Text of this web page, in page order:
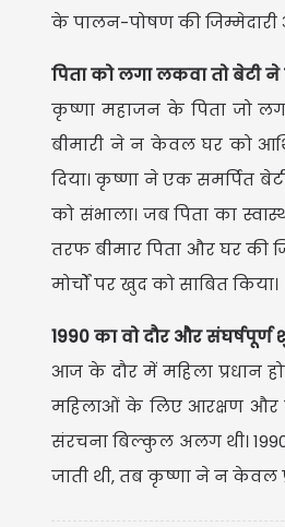
के पालन-पोषण की जिम्मेदारी
​पिता को लगा लकवा तो बेटी ने
​कृष्णा महाजन के पिता जो
बीमारी ने न केवल घर को
दिया। कृष्णा ने एक समर्पित
को संभाला। जब पिता का
तरफ बीमार पिता और घर की
मोर्चों पर खुद को साबित किया।
​1990 का वो दौर और
​आज के दौर में महिला प्रधान
महिलाओं के लिए आरक्षण और
संरचना बिल्कुल अलग थी।
जाती थी, तब कृष्णा ने न केवल